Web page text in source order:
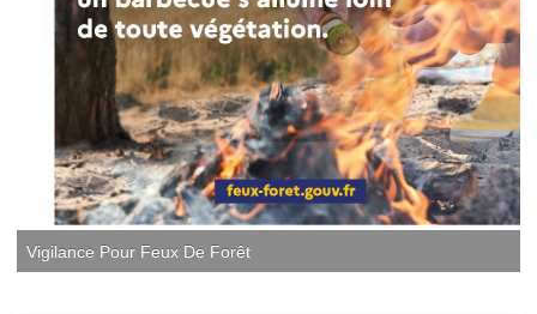
Vigilance Pour Feux De Forêt